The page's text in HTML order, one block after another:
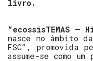
livro.
“ecossisTEMAS –
nasce no âmbito
FSC”, promovida
assume-se como